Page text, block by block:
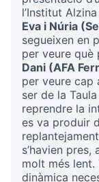
l’Institut
Eva i Núria
segueixen en
per veure què
Dani (AFA
per veure cap
ser de la
reprendre la
es va produir
s’havien
molt més lent.
dinàmica